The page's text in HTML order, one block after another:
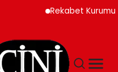
Rekabet Kurumu